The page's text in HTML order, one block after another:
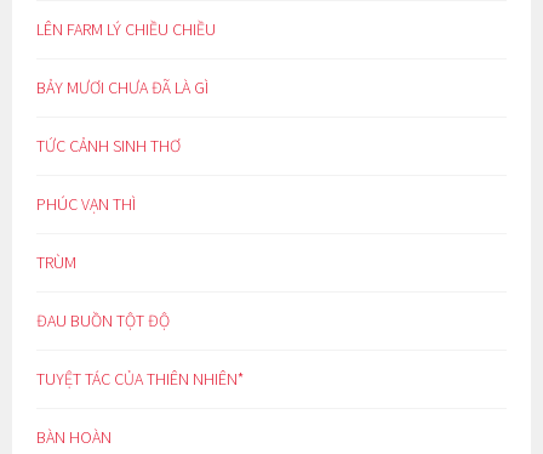
LÊN FARM LÝ CHIỀU CHIỀU
BẢY MƯƠI CHƯA ĐÃ LÀ GÌ
TỨC CẢNH SINH THƠ
PHÚC VẠN THÌ
TRÙM
ĐAU BUỒN TỘT ĐỘ
TUYỆT TÁC CỦA THIÊN NHIÊN*
BÀN HOÀN